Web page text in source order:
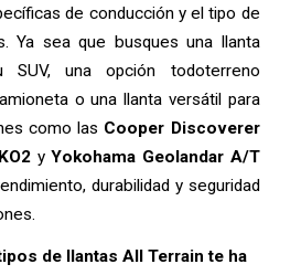
de conducción y el tipo de
Ya sea que busques una llanta
SUV, una opción todoterreno
o una llanta versátil para
como las Cooper Discoverer
yYokohama Geolandar A/T
durabilidad y seguridad
de llantas All Terrain te ha